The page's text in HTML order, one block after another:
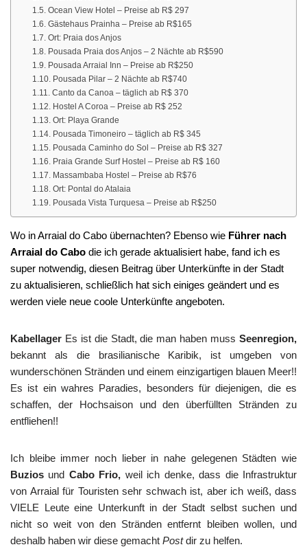
Ocean View Hotel – Preise ab R$ 297
Gästehaus Prainha – Preise ab R$165
Ort: Praia dos Anjos
Pousada Praia dos Anjos – 2 Nächte ab R$590
Pousada Arraial Inn – Preise ab R$250
Pousada Pilar – 2 Nächte ab R$740
Canto da Canoa – täglich ab R$ 370
Hostel A Coroa – Preise ab R$ 252
Ort: Playa Grande
Pousada Timoneiro – täglich ab R$ 345
Pousada Caminho do Sol – Preise ab R$ 327
Praia Grande Surf Hostel – Preise ab R$ 160
Massambaba Hostel – Preise ab R$76
Ort: Pontal do Atalaia
Pousada Vista Turquesa – Preise ab R$250
Wo in Arraial do Cabo übernachten? Ebenso wie Führer nach
Arraial do Cabo die ich gerade aktualisiert habe, fand ich es
super notwendig, diesen Beitrag über Unterkünfte in der Stadt
zu aktualisieren, schließlich hat sich einiges geändert und es
werden viele neue coole Unterkünfte angeboten.
Kabellager Es ist die Stadt, die man haben muss Seenregion,
bekannt als die brasilianische Karibik, ist umgeben von
wunderschönen Stränden und einem einzigartigen blauen Meer!!
Es ist ein wahres Paradies, besonders für diejenigen, die es
schaffen, der Hochsaison und den überfüllten Stränden zu
entfliehen!!
Ich bleibe immer noch lieber in nahe gelegenen Städten wie
Buzios und Cabo Frio, weil ich denke, dass die Infrastruktur
von Arraial für Touristen sehr schwach ist, aber ich weiß, dass
VIELE Leute eine Unterkunft in der Stadt selbst suchen und
nicht so weit von den Stränden entfernt bleiben wollen, und
deshalb haben wir diese gemacht Postdir zu helfen.